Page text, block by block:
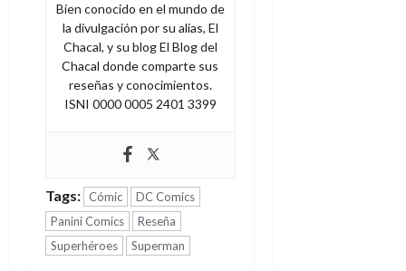
Bien conocido en el mundo de
la divulgación por su alias, El
Chacal, y su blog El Blog del
Chacal donde comparte sus
reseñas y conocimientos.
ISNI 0000 0005 2401 3399
Tags: Cómic
DC Comics
Panini Comics
Reseña
Superhéroes
Superman